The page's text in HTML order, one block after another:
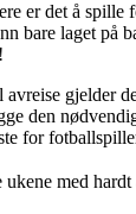
er det å
bare laget på
gjelder
den
for
ukene med